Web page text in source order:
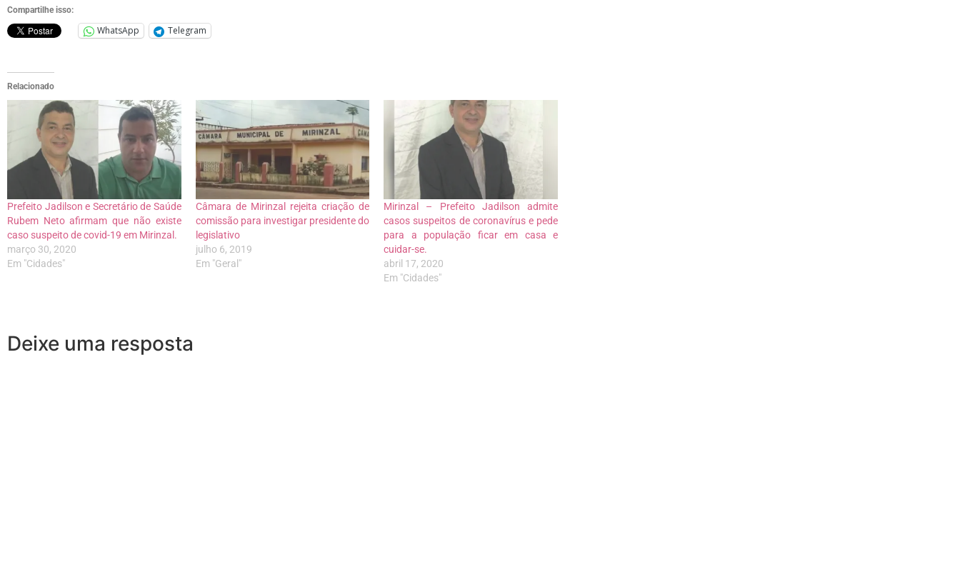
Compartilhe isso:
WhatsApp Telegram
Relacionado
Prefeito Jadilson e Secretário de Saúde
Rubem Neto afirmam que não existe
caso suspeito de covid-19 em Mirinzal.
março 30, 2020
Em "Cidades"
Câmara de Mirinzal rejeita criação de
comissão para investigar presidente do
legislativo
julho 6, 2019
Em "Geral"
Mirinzal – Prefeito Jadilson admite
casos suspeitos de coronavírus e pede
para a população ficar em casa e
cuidar-se.
abril 17, 2020
Em "Cidades"
Deixe uma resposta